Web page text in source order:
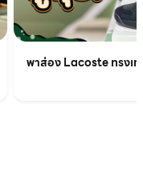
พาส่อง Lacoste ทรงเ